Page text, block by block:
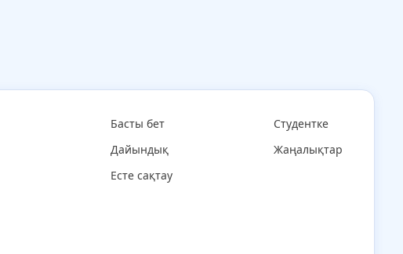
Басты бет
Дайындық
Есте сақтау
Студентке
Жаңалықтар